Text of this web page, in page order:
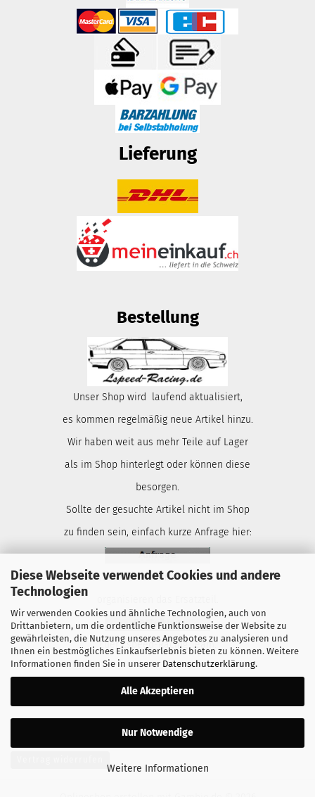
Diese Webseite verwendet Cookies und andere
Technologien
Wir verwenden Cookies und ähnliche Technologien, auch von
Drittanbietern, um die ordentliche Funktionsweise der Website zu
gewährleisten, die Nutzung unseres Angebotes zu analysieren und
Ihnen ein bestmögliches Einkaufserlebnis bieten zu können. Weitere
Informationen finden Sie in unserer Datenschutzerklärung.
Alle Akzeptieren
Nur Notwendige
Weitere Informationen
Lieferung
Bestellung
Unser Shop wird laufend aktualisiert,
es kommen regelmäßig neue Artikel hinzu.
Wir haben weit aus mehr Teile auf Lager
als im Shop hinterlegt oder können diese
besorgen.
Sollte der gesuchte Artikel nicht im Shop
zu finden sein, einfach kurze Anfrage hier:
Gerne helfen wir ihnen weiter und
Euer Lspeed-Racing Team.